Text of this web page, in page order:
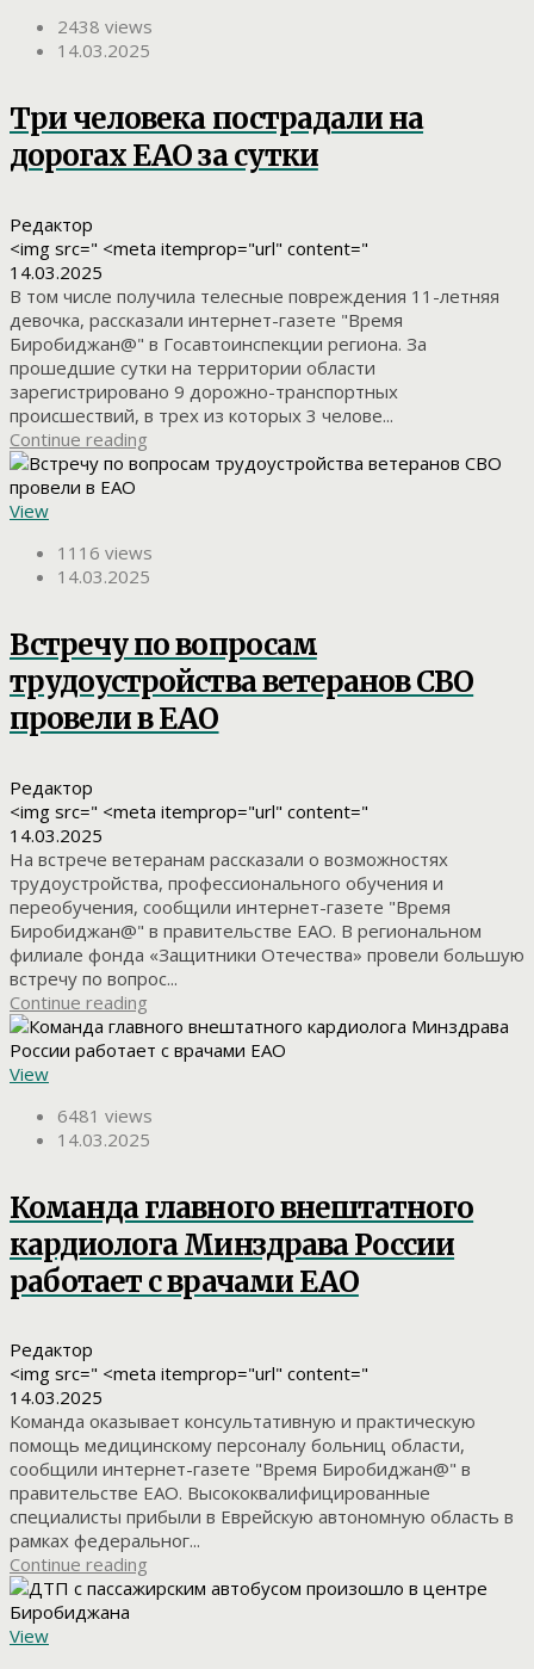
2438 views
14.03.2025
Три человека пострадали на
дорогах ЕАО за сутки
Редактор
<img src=" <meta itemprop="url" content="
14.03.2025
В том числе получила телесные повреждения 11-летняя
девочка, рассказали интернет-газете "Время
Биробиджан@" в Госавтоинспекции региона. За
прошедшие сутки на территории области
зарегистрировано 9 дорожно-транспортных
происшествий, в трех из которых 3 челове...
Continue reading
View
1116 views
14.03.2025
Встречу по вопросам
трудоустройства ветеранов СВО
провели в ЕАО
Редактор
<img src=" <meta itemprop="url" content="
14.03.2025
На встрече ветеранам рассказали о возможностях
трудоустройства, профессионального обучения и
переобучения, сообщили интернет-газете "Время
Биробиджан@" в правительстве ЕАО. В региональном
филиале фонда «Защитники Отечества» провели большую
встречу по вопрос...
Continue reading
View
6481 views
14.03.2025
Команда главного внештатного
кардиолога Минздрава России
работает с врачами ЕАО
Редактор
<img src=" <meta itemprop="url" content="
14.03.2025
Команда оказывает консультативную и практическую
помощь медицинскому персоналу больниц области,
сообщили интернет-газете "Время Биробиджан@" в
правительстве ЕАО. Высококвалифицированные
специалисты прибыли в Еврейскую автономную область в
рамках федеральног...
Continue reading
View